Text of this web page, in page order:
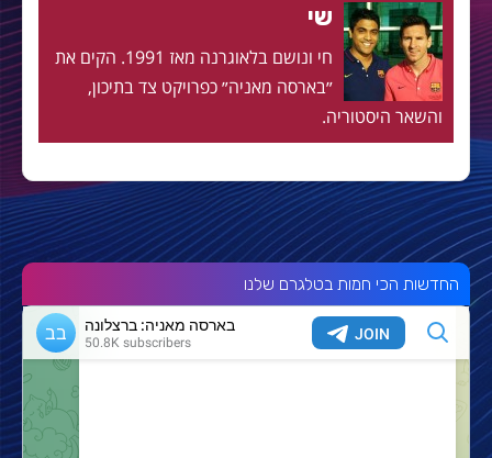
שי
חי ונושם בלאוגרנה מאז 1991. הקים את
״בארסה מאניה״ כפרויקט צד בתיכון,
והשאר היסטוריה.
החדשות הכי חמות בטלגרם שלנו